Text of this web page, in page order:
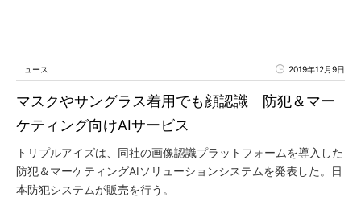
ニュース 2019年12月9日
マスクやサングラス着用でも顔認識 防犯＆マー
ケティング向けAIサービス
トリプルアイズは、同社の画像認識プラットフォームを導入した
防犯＆マーケティングAIソリューションシステムを発表した。日
本防犯システムが販売を行う。